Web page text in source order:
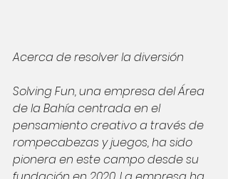
Acerca de resolver la diversión
Solving Fun, una empresa del Área
de la Bahía centrada en el
pensamiento creativo a través de
rompecabezas y juegos, ha sido
pionera en este campo desde su